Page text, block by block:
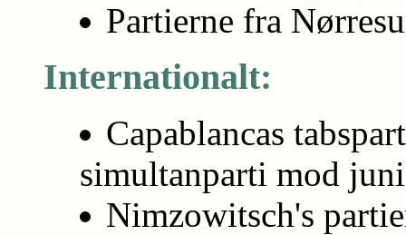
Partierne fra
Internationalt:
Capablancas
simultanparti mod
Nimzowitsch's